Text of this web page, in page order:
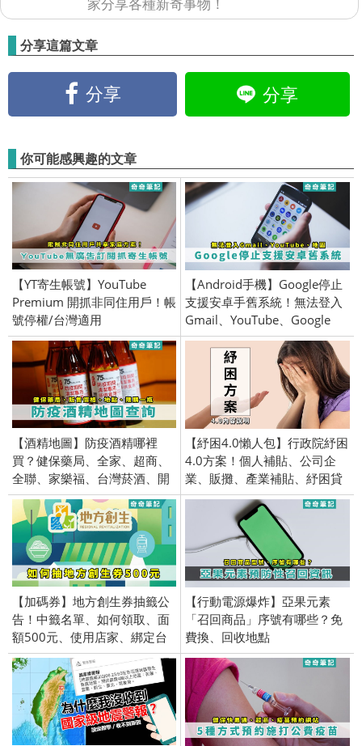
分享這篇文章
分享 分享
你可能感興趣的文章
【YT寄生帳號】YouTube
Premium 開抓非同住用戶！帳
號停權/台灣適用
【Android手機】Google停止
支援安卓手舊系統！無法登入
Gmail、YouTube、Google
Map
【酒精地圖】防疫酒精哪裡
買？健保藥局、全家、超商、
全聯、家樂福、台灣菸酒、開
賣日期
【紓困4.0懶人包】行政院紓困
4.0方案！個人補貼、公司企
業、販攤、產業補貼、紓困貸
款線上申請
【加碼券】地方創生券抽籤公
告！中籤名單、如何領取、面
額500元、使用店家、綁定台
灣Pay
【行動電源爆炸】亞果元素
「召回商品」序號有哪些？免
費換、回收地點